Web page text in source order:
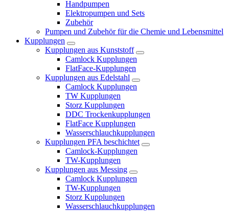
Handpumpen
Elektropumpen und Sets
Zubehör
Pumpen und Zubehör für die Chemie und Lebensmittel
Kupplungen
Kupplungen aus Kunststoff
Camlock Kupplungen
FlatFace-Kupplungen
Kupplungen aus Edelstahl
Camlock Kupplungen
TW Kupplungen
Storz Kupplungen
DDC Trockenkupplungen
FlatFace Kupplungen
Wasserschlauchkupplungen
Kupplungen PFA beschichtet
Camlock-Kupplungen
TW-Kupplungen
Kupplungen aus Messing
Camlock Kupplungen
TW-Kupplungen
Storz Kupplungen
Wasserschlauchkupplungen